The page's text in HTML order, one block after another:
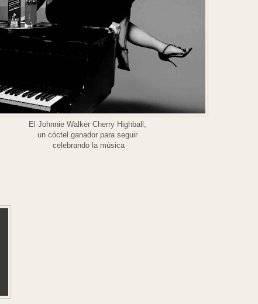
El Johnnie Walker Cherry Highball,
un cóctel ganador para seguir
celebrando la música